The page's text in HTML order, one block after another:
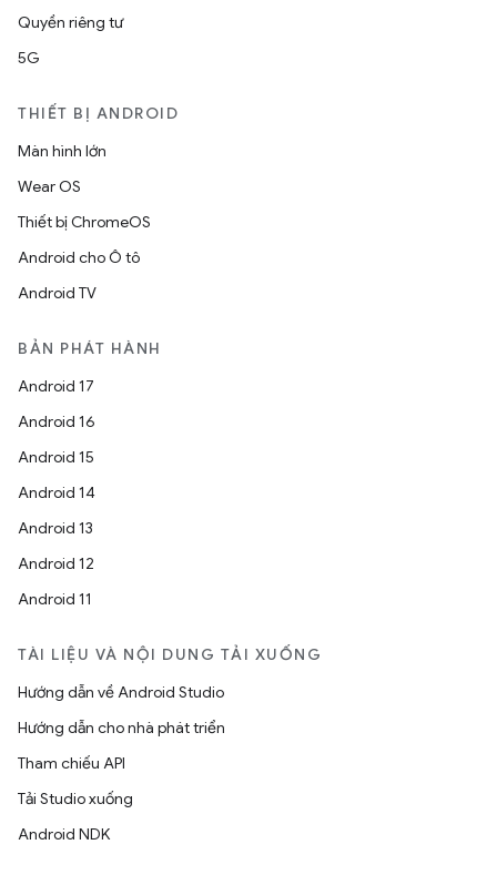
Quyền riêng tư
5G
THIẾT BỊ ANDROID
Màn hình lớn
Wear OS
Thiết bị ChromeOS
Android cho Ô tô
Android TV
BẢN PHÁT HÀNH
Android 17
Android 16
Android 15
Android 14
Android 13
Android 12
Android 11
TÀI LIỆU VÀ NỘI DUNG TẢI XUỐNG
Hướng dẫn về Android Studio
Hướng dẫn cho nhà phát triển
Tham chiếu API
Tải Studio xuống
Android NDK